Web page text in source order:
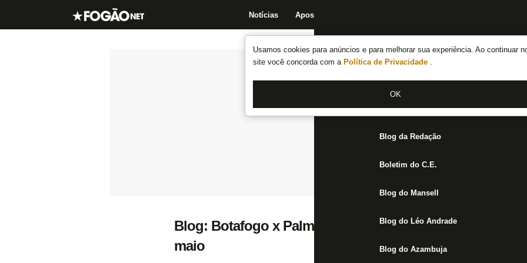
Usamos cookies para anúncios e para melhorar sua experiência. Ao continuar
site você concorda com a Política de Privacidade .
OK
Notícias Apostas
Notícias do Botafogo
Fórum
Jogos
Blog da Redação
Boletim do C.E.
Blog do Mansell
Blog do Léo Andrade
Blog do Azambuja
Blog: Botafogo x Palmeiras será no Mané Garrincha, em
maio